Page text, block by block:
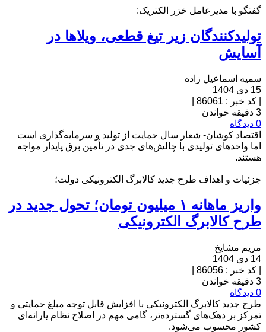
گفتگو با مدیرعامل خزر الکتریک:
تولیدکنندگان زیر تیغ قطعی، ویلاها در
آسایش
سمیه اسماعیل زاده
15 دی 1404
کد خبر : 86061
3 دقیقه خواندن
0 دیدگاه
اقتصاد کوشان- شعار سال حمایت از تولید و سرمایه‌گذاری است
اما واحدهای تولیدی با چالش‌های جدی در تأمین برق پایدار مواجه
هستند.
جزئیات و اهداف طرح جدید کالابرگ الکترونیکی دولت؛
واریز ماهانه ۱ میلیون تومان؛ تحول جدید در
طرح کالابرگ الکترونیکی
مریم مشایخ
14 دی 1404
کد خبر : 86056
3 دقیقه خواندن
0 دیدگاه
طرح جدید کالابرگ الکترونیکی با افزایش قابل توجه مبلغ حمایتی و
تمرکز بر دهک‌های گسترده‌تر، گامی مهم در اصلاح نظام یارانه‌ای
کشور محسوب می‌شود.